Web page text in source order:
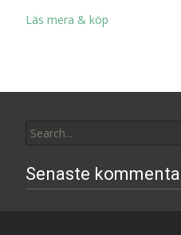
Läs mera & köp
for:
Senaste